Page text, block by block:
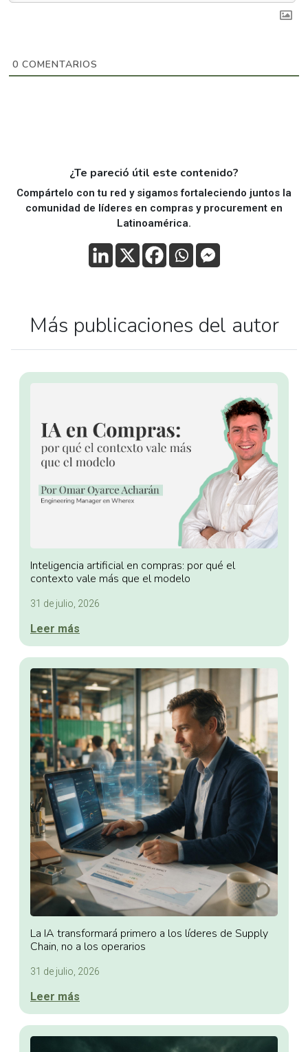
0 COMENTARIOS
¿Te pareció útil este contenido?
Compártelo con tu red y sigamos fortaleciendo juntos la
comunidad de líderes en compras y procurement en
Latinoamérica.
Más publicaciones del autor
Inteligencia artificial en compras: por qué el
contexto vale más que el modelo
31 de julio, 2026
Leer más
La IA transformará primero a los líderes de Supply
Chain, no a los operarios
31 de julio, 2026
Leer más